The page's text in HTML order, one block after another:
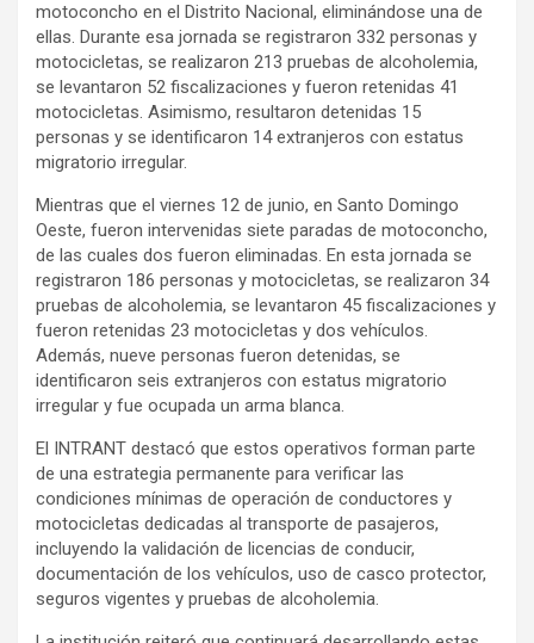
motoconcho en el Distrito Nacional, eliminándose una de
ellas. Durante esa jornada se registraron 332 personas y
motocicletas, se realizaron 213 pruebas de alcoholemia,
se levantaron 52 fiscalizaciones y fueron retenidas 41
motocicletas. Asimismo, resultaron detenidas 15
personas y se identificaron 14 extranjeros con estatus
migratorio irregular.
Mientras que el viernes 12 de junio, en Santo Domingo
Oeste, fueron intervenidas siete paradas de motoconcho,
de las cuales dos fueron eliminadas. En esta jornada se
registraron 186 personas y motocicletas, se realizaron 34
pruebas de alcoholemia, se levantaron 45 fiscalizaciones y
fueron retenidas 23 motocicletas y dos vehículos.
Además, nueve personas fueron detenidas, se
identificaron seis extranjeros con estatus migratorio
irregular y fue ocupada un arma blanca.
El INTRANT destacó que estos operativos forman parte
de una estrategia permanente para verificar las
condiciones mínimas de operación de conductores y
motocicletas dedicadas al transporte de pasajeros,
incluyendo la validación de licencias de conducir,
documentación de los vehículos, uso de casco protector,
seguros vigentes y pruebas de alcoholemia.